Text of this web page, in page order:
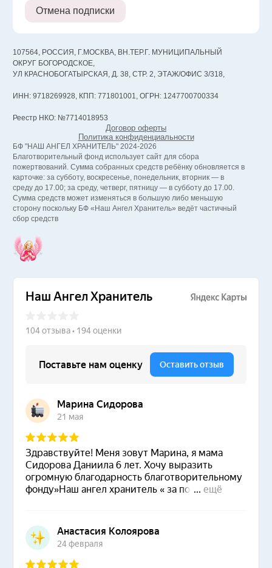
Отмена подписки
107564, РОССИЯ, Г.МОСКВА, ВН.ТЕР.Г. МУНИЦИПАЛЬНЫЙ
ОКРУГ БОГОРОДСКОЕ,
УЛ КРАСНОБОГАТЫРСКАЯ, Д. 38, СТР. 2, ЭТАЖ/ОФИС 3/318,
ИНН: 9718269928, КПП: 771801001, ОГРН: 1247700700334
Реестр НКО: №7714018953
Договор оферты
Политика конфиденциальности
БФ "НАШ АНГЕЛ ХРАНИТЕЛЬ" 2024-2026
Благотворительный фонд использует сайт для сбора
пожертвований. Сумма собранных средств ребёнку обновляется в
карточке: за субботу, воскресенье, понедельник, вторник — в
среду до 17.00; за среду, четверг, пятницу — в субботу до 17.00.
Сумма средств может изменяться в большую либо меньшую
сторону поскольку БФ «Наш Ангел Хранитель» ведёт частичный
сбор средств